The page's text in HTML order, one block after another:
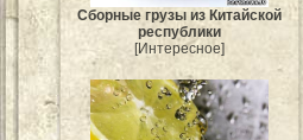
Сборные грузы из Китайской
республики
[Интересное]